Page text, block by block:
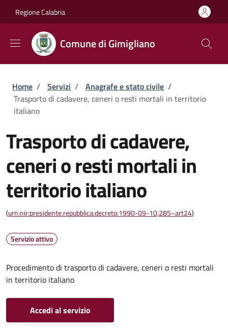
Regione Calabria
Comune di Gimigliano
Briciole di pane
Home / Servizi / Anagrafe e stato civile /
Trasporto di cadavere, ceneri o resti mortali in territorio
italiano
Trasporto di cadavere,
ceneri o resti mortali in
territorio italiano
(urn:nir:presidente.repubblica:decreto:1990-09-10;285~art24)
Servizio attivo
Procedimento di trasporto di cadavere, ceneri o resti mortali
in territorio italiano
Accedi al servizio